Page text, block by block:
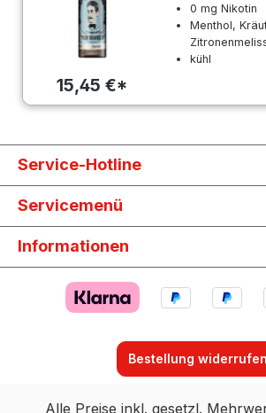
15,45 €*
0 mg Nikotin
Menthol,
kühl
Service-Hotline
Servicemenü
Informationen
Bestellung widerrufen
Alle Preise inkl. gesetzl.